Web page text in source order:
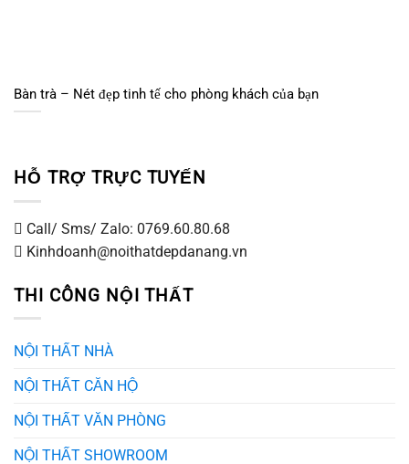
Bàn trà – Nét đẹp tinh tế cho phòng khách của bạn
HỖ TRỢ TRỰC TUYẾN
Call/ Sms/ Zalo: 0769.60.80.68
Kinhdoanh@noithatdepdanang.vn
THI CÔNG NỘI THẤT
NỘI THẤT NHÀ
NỘI THẤT CĂN HỘ
NỘI THẤT VĂN PHÒNG
NỘI THẤT SHOWROOM